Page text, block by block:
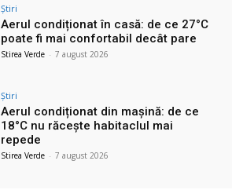
Știri
Aerul condiționat în casă: de ce 27°C
poate fi mai confortabil decât pare
Stirea Verde - 7 august 2026
Știri
Aerul condiționat din mașină: de ce
18°C nu răcește habitaclul mai
repede
Stirea Verde - 7 august 2026